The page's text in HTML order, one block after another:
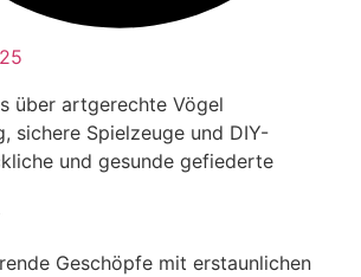
Geschöpfe mit erstaunlichen